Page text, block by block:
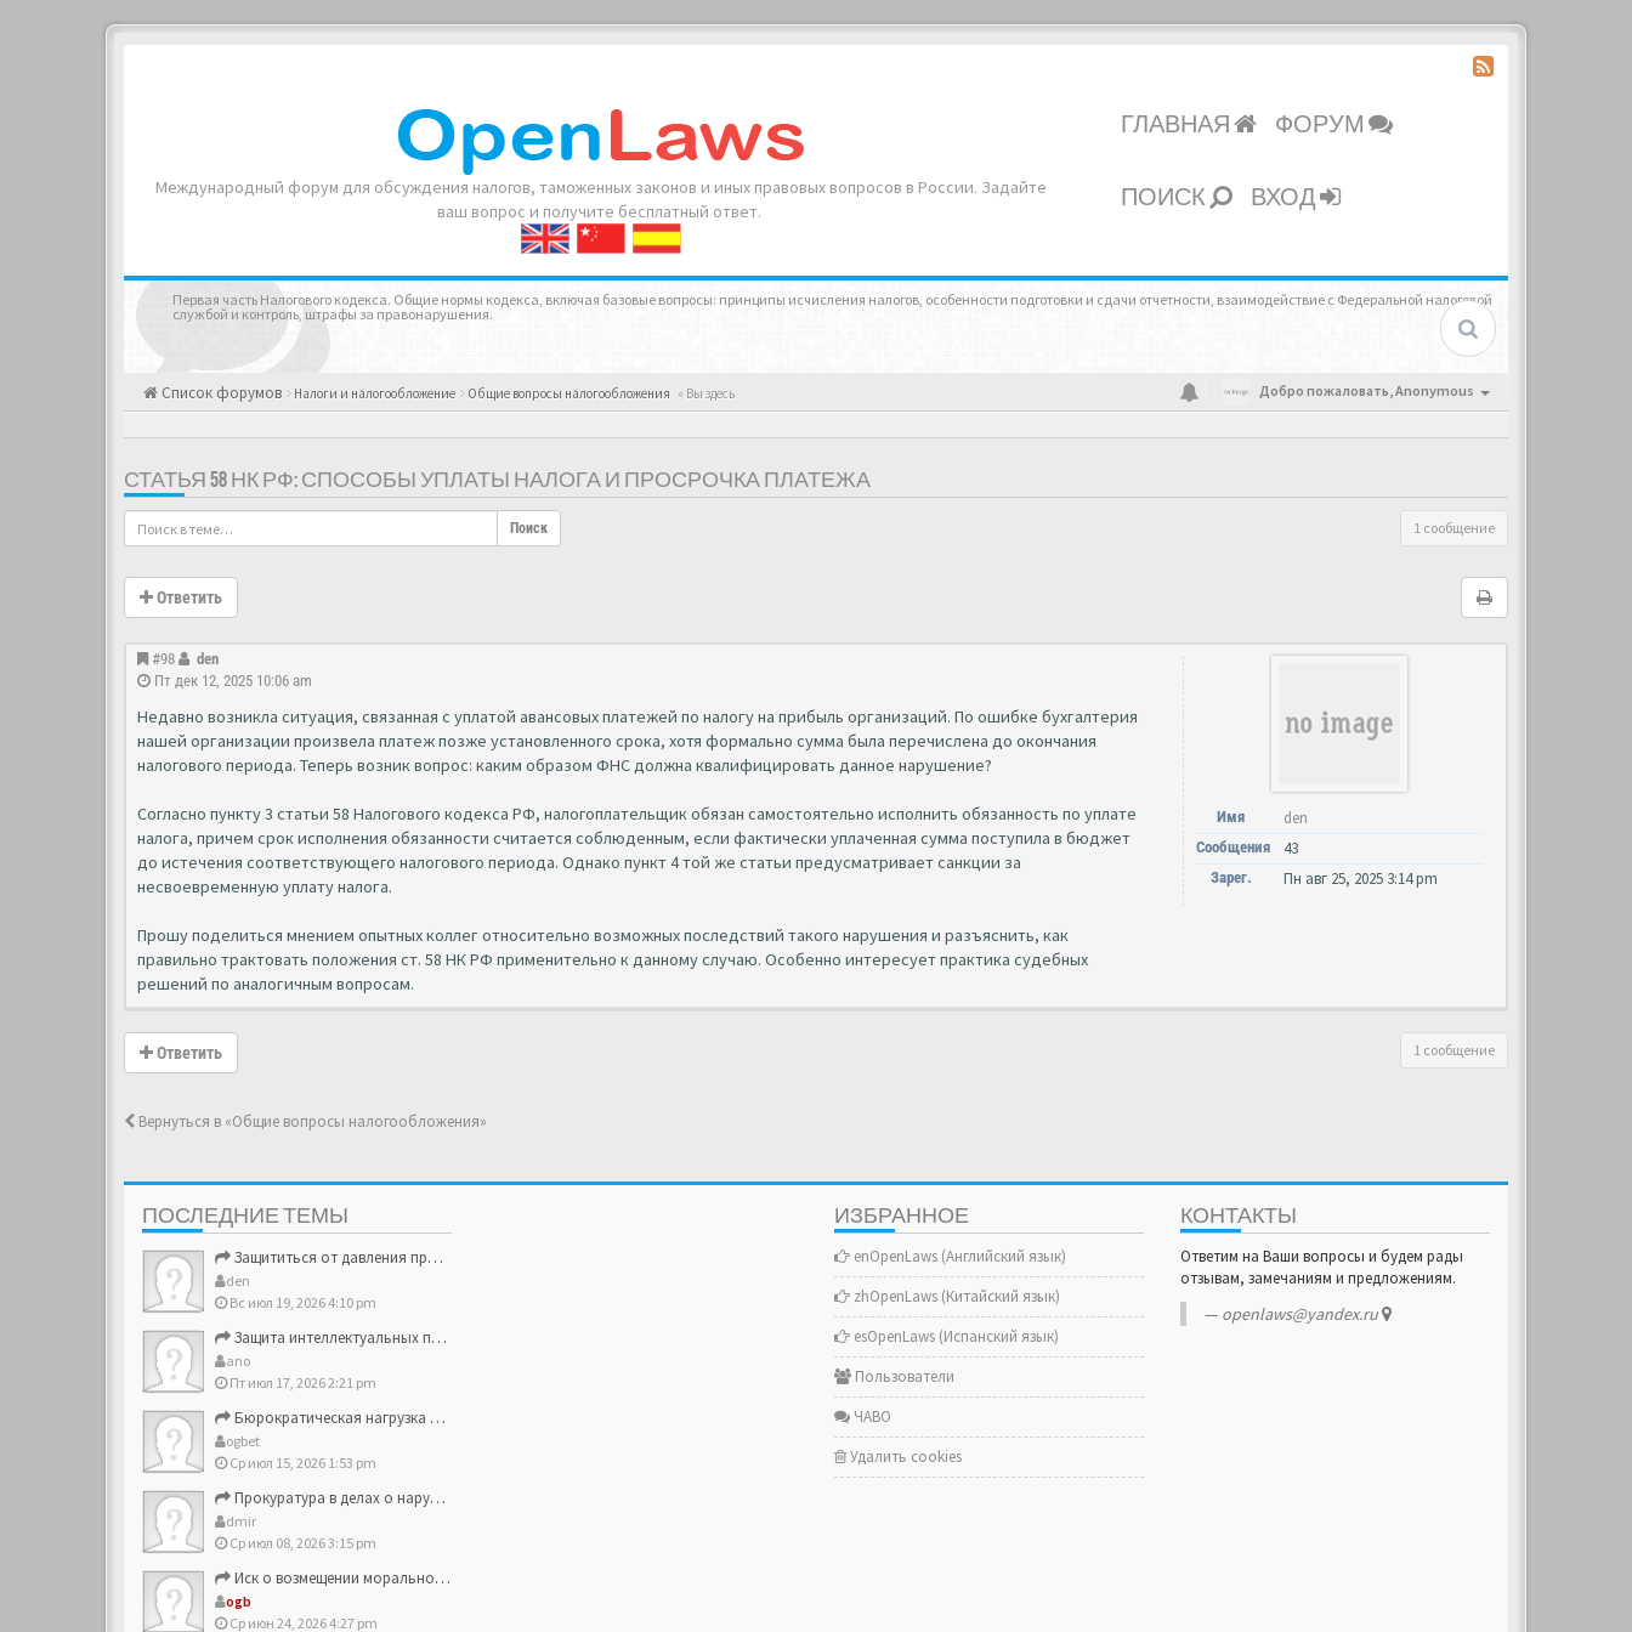
Международный форум для обсуждения налогов, таможенных законов и иных правовых вопросов в России. Задайте
ваш вопрос и получите бесплатный ответ.
ГЛАВНАЯ ФОРУМ
ПОИСК ВХОД
Первая часть Налогового кодекса. Общие нормы кодекса, включая базовые вопросы: принципы исчисления налогов, особенности подготовки и сдачи отчетности, взаимодействие с Федеральной налоговой
службой и контроль, штрафы за правонарушения.
Список форумов Налоги и налогообложение Общие вопросы налогообложения « Вы здесь Добро пожаловать,Anonymous
СТАТЬЯ 58 НК РФ: СПОСОБЫ УПЛАТЫ НАЛОГА И ПРОСРОЧКА ПЛАТЕЖА
Поиск 1 сообщение
Ответить
#98
den
Пт дек 12, 2025 10:06 am
Недавно возникла ситуация, связанная с уплатой авансовых платежей по налогу на прибыль организаций. По ошибке бухгалтерия
нашей организации произвела платеж позже установленного срока, хотя формально сумма была перечислена до окончания
налогового периода. Теперь возник вопрос: каким образом ФНС должна квалифицировать данное нарушение?
Согласно пункту 3 статьи 58 Налогового кодекса РФ, налогоплательщик обязан самостоятельно исполнить обязанность по уплате
налога, причем срок исполнения обязанности считается соблюденным, если фактически уплаченная сумма поступила в бюджет
до истечения соответствующего налогового периода. Однако пункт 4 той же статьи предусматривает санкции за
несвоевременную уплату налога.
Прошу поделиться мнением опытных коллег относительно возможных последствий такого нарушения и разъяснить, как
правильно трактовать положения ст. 58 НК РФ применительно к данному случаю. Особенно интересует практика судебных
решений по аналогичным вопросам.
Имя den
Сообщения 43
Зарег. Пн авг 25, 2025 3:14 pm
Ответить 1 сообщение
Вернуться в «Общие вопросы налогообложения»
ПОСЛЕДНИЕ ТЕМЫ
Защититься от давления проверяющих структур
den
Вс июл 19, 2026 4:10 pm
Защита интеллектуальных прав и брендовых активов
ano
Пт июл 17, 2026 2:21 pm
Бюрократическая нагрузка на малый и средний бизнес
ogbet
Ср июл 15, 2026 1:53 pm
Прокуратура в делах о нарушении прав потребителей
dmir
Ср июл 08, 2026 3:15 pm
Иск о возмещении морального вреда против компании
ogb
Ср июн 24, 2026 4:27 pm
ИЗБРАННОЕ
enOpenLaws (Английский язык)
zhOpenLaws (Китайский язык)
esOpenLaws (Испанский язык)
Пользователи
ЧАВО
Удалить cookies
КОНТАКТЫ
Ответим на Ваши вопросы и будем рады
отзывам, замечаниям и предложениям.
openlaws@yandex.ru